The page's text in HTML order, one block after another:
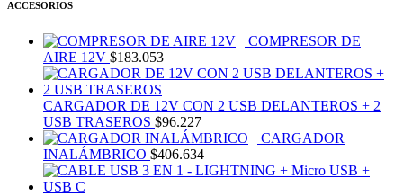
ACCESORIOS
COMPRESOR DE
AIRE 12V $183.053
CARGADOR DE 12V CON 2 USB DELANTEROS + 2
USB TRASEROS $96.227
CARGADOR
INALÁMBRICO $406.634